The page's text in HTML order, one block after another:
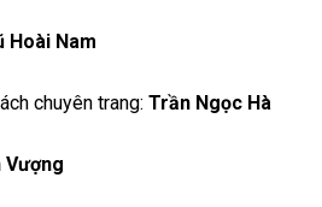
Hoài Nam
chuyên trang: Trần Ngọc Hà
Vượng